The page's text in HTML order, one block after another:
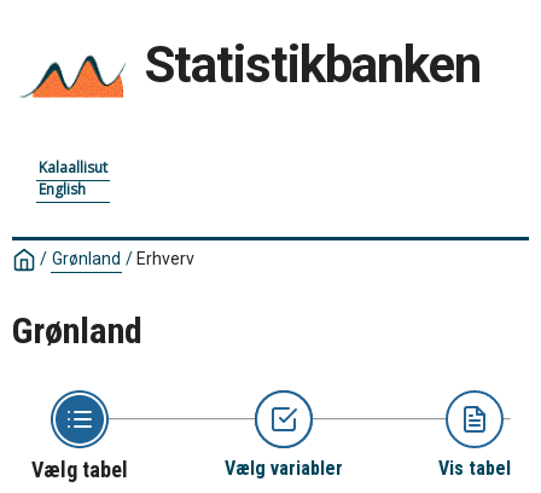
Statistikbanken
Kalaallisut
English
/ Grønland / Erhverv
Grønland
Vælg tabel Vælg variabler Vis tabel